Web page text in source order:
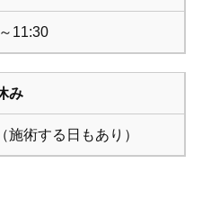
11:30
み
施術する日もあり）